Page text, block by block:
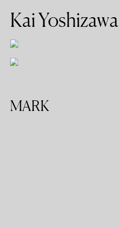
Kai Yoshizawa
MARK